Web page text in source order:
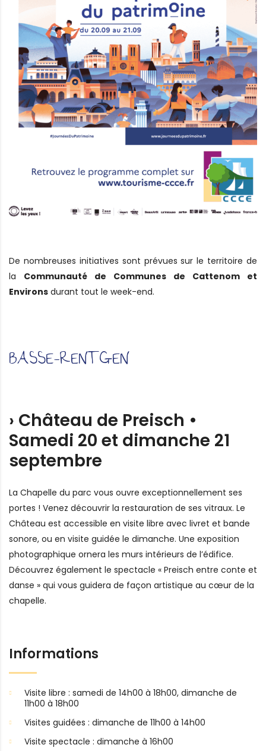
De nombreuses initiatives sont prévues sur le territoire de
la Communauté de Communes de Cattenom et
Environs durant tout le week-end.
BASSE-RENTGEN
› Château de Preisch •
Samedi 20 et dimanche 21
septembre
La Chapelle du parc vous ouvre exceptionnellement ses
portes ! Venez découvrir la restauration de ses vitraux. Le
Château est accessible en visite libre avec livret et bande
sonore, ou en visite guidée le dimanche. Une exposition
photographique ornera les murs intérieurs de l’édifice.
Découvrez également le spectacle « Preisch entre conte et
danse » qui vous guidera de façon artistique au cœur de la
chapelle.
Informations
Visite libre : samedi de 14h00 à 18h00, dimanche de
11h00 à 18h00
Visites guidées : dimanche de 11h00 à 14h00
Visite spectacle : dimanche à 16h00